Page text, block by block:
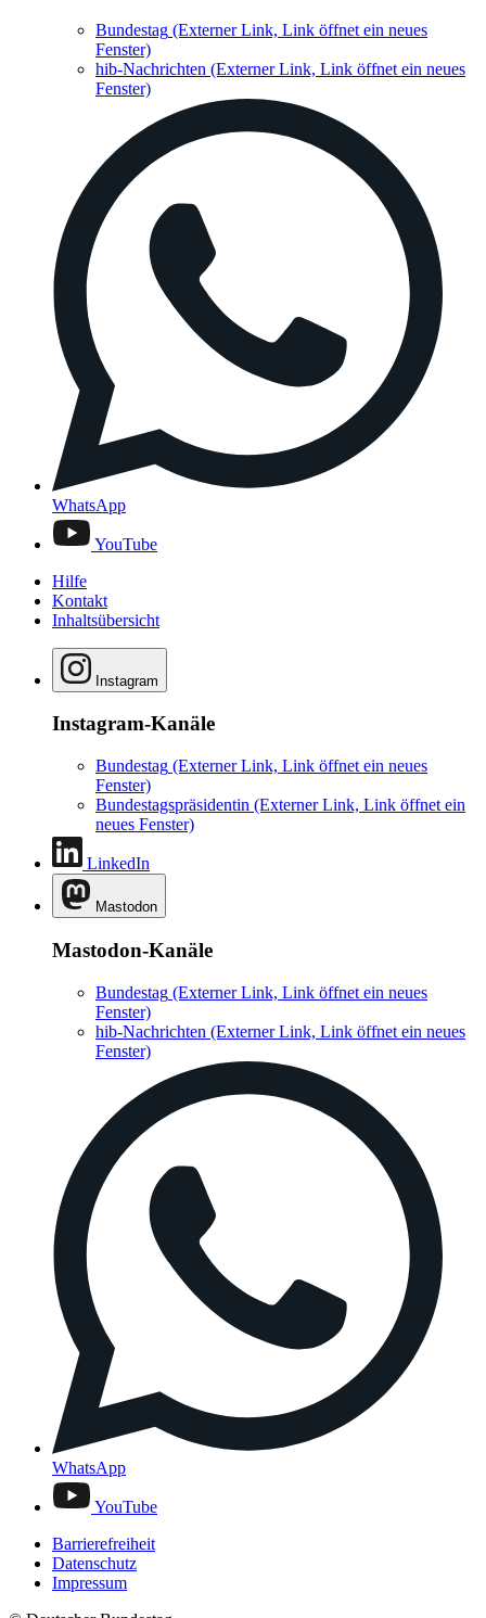
Bundestag (Externer Link, Link öffnet ein neues
Fenster)
hib-Nachrichten (Externer Link, Link öffnet ein neues
Fenster)
WhatsApp
YouTube
Hilfe
Kontakt
Inhaltsübersicht
Instagram
Instagram-Kanäle
Bundestag (Externer Link, Link öffnet ein neues
Fenster)
Bundestagspräsidentin (Externer Link, Link öffnet ein
neues Fenster)
LinkedIn
Mastodon
Mastodon-Kanäle
Bundestag (Externer Link, Link öffnet ein neues
Fenster)
hib-Nachrichten (Externer Link, Link öffnet ein neues
Fenster)
WhatsApp
YouTube
Barrierefreiheit
Datenschutz
Impressum